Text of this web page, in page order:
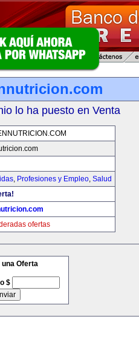
lo ha puesto en Venta
, Profesiones y Empleo, Salud
ofertas
una Oferta
$